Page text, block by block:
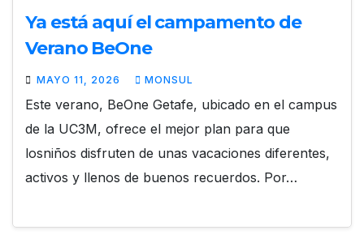
Ya está aquí el campamento de
Verano BeOne
MAYO 11, 2026 MONSUL
Este verano, BeOne Getafe, ubicado en el campus
de la UC3M, ofrece el mejor plan para que
losniños disfruten de unas vacaciones diferentes,
activos y llenos de buenos recuerdos. Por…